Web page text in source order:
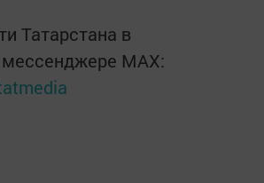
Татарстана в
MАХ: